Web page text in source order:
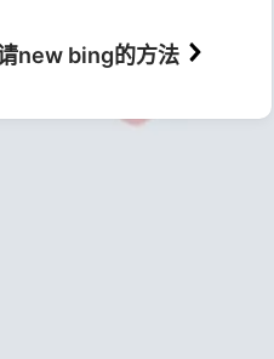
new bing的方法